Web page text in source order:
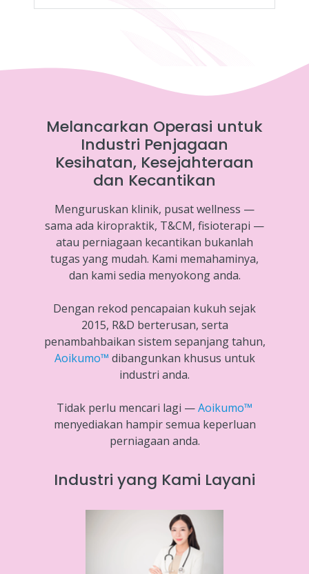
Melancarkan Operasi untuk
Industri Penjagaan
Kesihatan, Kesejahteraan
dan Kecantikan
Menguruskan klinik, pusat wellness —
sama ada kiropraktik, T&CM, fisioterapi —
atau perniagaan kecantikan bukanlah
tugas yang mudah. Kami memahaminya,
dan kami sedia menyokong anda.
Dengan rekod pencapaian kukuh sejak
2015, R&D berterusan, serta
penambahbaikan sistem sepanjang tahun,
Aoikumo™ dibangunkan khusus untuk
industri anda.
Tidak perlu mencari lagi —Aoikumo™
menyediakan hampir semua keperluan
perniagaan anda.
Industri yang Kami Layani